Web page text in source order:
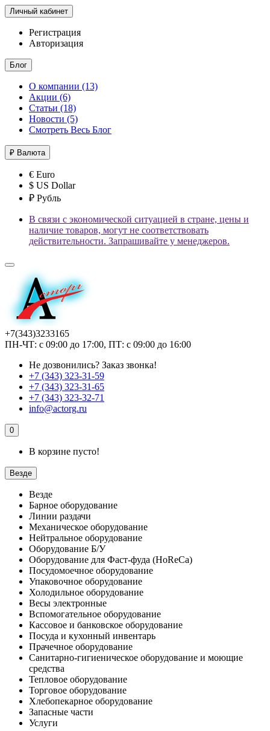
Личный кабинет
Регистрация
Авторизация
Блог
О компании (13)
Акции (6)
Статьи (18)
Новости (5)
Смотреть Весь Блог
₽ Валюта
€ Euro
$ US Dollar
₽ Рубль
В связи с экономической ситуацией в стране, цены и
наличие товаров, могут не соответствовать
действительности. Запрашивайте у менеджеров.
+7(343)3233165
ПН-ЧТ: с 09:00 до 17:00, ПТ: с 09:00 до 16:00
Не дозвонились? Заказ звонка!
+7 (343) 323-31-59
+7 (343) 323-31-65
+7 (343) 323-32-71
info@actorg.ru
0
В корзине пусто!
Везде
Везде
Барное оборудование
Линии раздачи
Механическое оборудование
Нейтральное оборудование
Оборудование Б/У
Оборудование для Фаст-фуда (HoReCa)
Посудомоечное оборудование
Упаковочное оборудование
Холодильное оборудование
Весы электронные
Вспомогательное оборудование
Кассовое и банковское оборудование
Посуда и кухонный инвентарь
Прачечное оборудование
Санитарно-гигиеническое оборудование и моющие
средства
Тепловое оборудование
Торговое оборудование
Хлебопекарное оборудование
Запасные части
Услуги